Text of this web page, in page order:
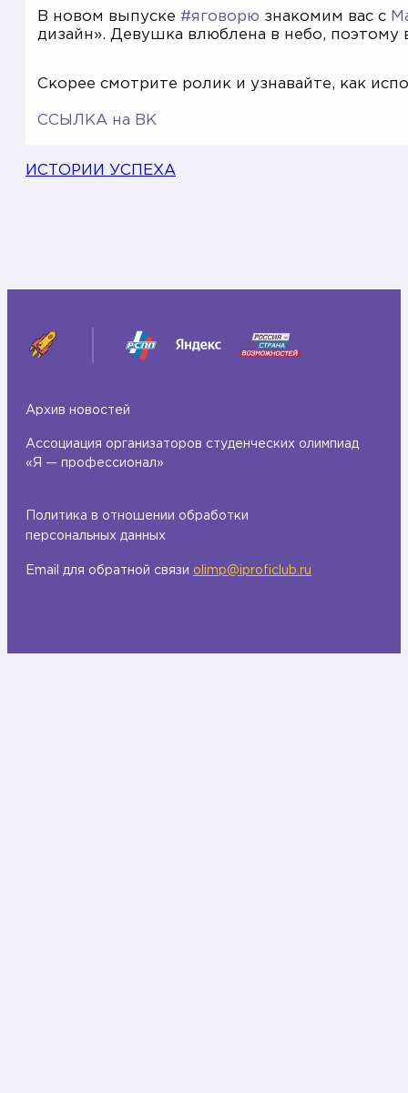
В новом выпуске #яговорю знакомим вас с
дизайн». Девушка влюблена в небо, поэтому
Скорее смотрите ролик и узнавайте, как
ССЫЛКА на ВК
ИСТОРИИ УСПЕХА
Архив новостей
Ассоциация организаторов студенческих олимпиад
«Я — профессионал»
Политика в отношении обработки
персональных данных
Email для обратной связи olimp@iproficlub.ru